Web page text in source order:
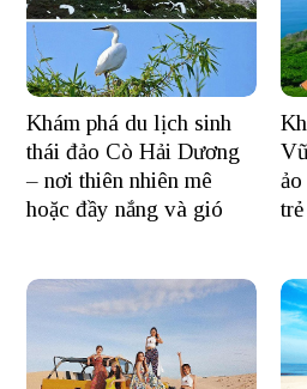
Khám phá du lịch sinh
thái đảo Cò Hải Dương
– nơi thiên nhiên mê
hoặc đầy nắng và gió
trẻ